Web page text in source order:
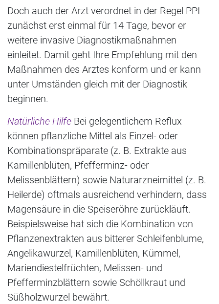
Doch auch der Arzt verordnet in der Regel PPI
zunächst erst einmal für 14 Tage, bevor er
weitere invasive Diagnostikmaßnahmen
einleitet. Damit geht Ihre Empfehlung mit den
Maßnahmen des Arztes konform und er kann
unter Umständen gleich mit der Diagnostik
beginnen.
Natürliche Hilfe Bei gelegentlichem Reflux
können pflanzliche Mittel als Einzel- oder
Kombinationspräparate (z. B. Extrakte aus
Kamillenblüten, Pfefferminz- oder
Melissenblättern) sowie Naturarzneimittel (z. B.
Heilerde) oftmals ausreichend verhindern, dass
Magensäure in die Speiseröhre zurückläuft.
Beispielsweise hat sich die Kombination von
Pflanzenextrakten aus bitterer Schleifenblume,
Angelikawurzel, Kamillenblüten, Kümmel,
Mariendiestelfrüchten, Melissen- und
Pfefferminzblättern sowie Schöllkraut und
Süßholzwurzel bewährt.